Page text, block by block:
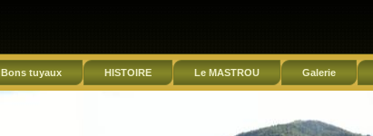
Bons tuyaux HISTOIRE Le MASTROU Galerie